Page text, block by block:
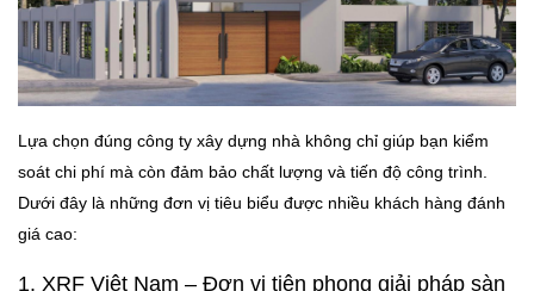
Lựa chọn đúng công ty xây dựng nhà không chỉ giúp bạn kiểm
soát chi phí mà còn đảm bảo chất lượng và tiến độ công trình.
Dưới đây là những đơn vị tiêu biểu được nhiều khách hàng đánh
giá cao:
1. XRF Việt Nam – Đơn vị tiên phong giải pháp sàn